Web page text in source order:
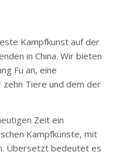
Kampfkunst auf der
in China. Wir bieten
Fu an, eine
zehn Tiere und dem der
Zeit ein
Kampfkünste, mit
Übersetzt bedeutet es